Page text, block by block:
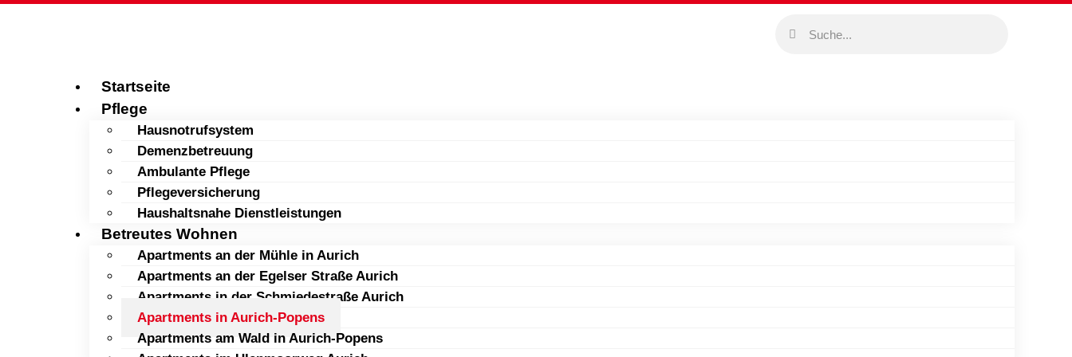
Startseite
Pflege
Hausnotrufsystem
Demenzbetreuung
Ambulante Pflege
Pflegeversicherung
Haushaltsnahe Dienstleistungen
Betreutes Wohnen
Apartments an der Mühle in Aurich
Apartments an der Egelser Straße Aurich
Apartments in der Schmiedestraße Aurich
Apartments in Aurich-Popens
Apartments am Wald in Aurich-Popens